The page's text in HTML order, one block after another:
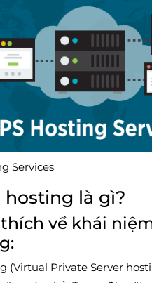
Services
hosting là gì?
về khái
(Virtual Private Server